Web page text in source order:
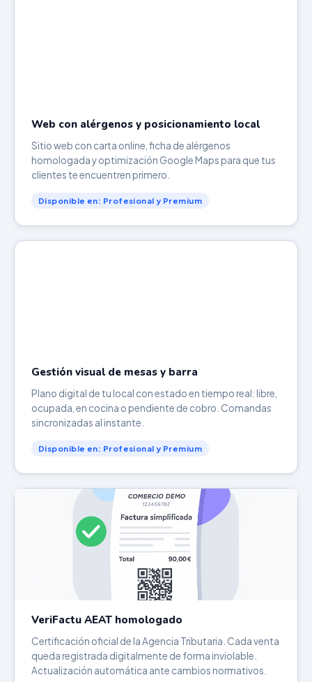
Web con alérgenos y posicionamiento local
Sitio web con carta online, ficha de alérgenos
homologada y optimización Google Maps para que tus
clientes te encuentren primero.
Disponible en: Profesional y Premium
Gestión visual de mesas y barra
Plano digital de tu local con estado en tiempo real: libre,
ocupada, en cocina o pendiente de cobro. Comandas
sincronizadas al instante.
Disponible en: Profesional y Premium
VeriFactu AEAT homologado
Certificación oficial de la Agencia Tributaria. Cada venta
queda registrada digitalmente de forma inviolable.
Actualización automática ante cambios normativos.